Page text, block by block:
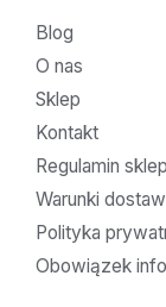
Blog
O nas
Sklep
Kontakt
Regulamin
Warunki
Polityka
Obowiązek